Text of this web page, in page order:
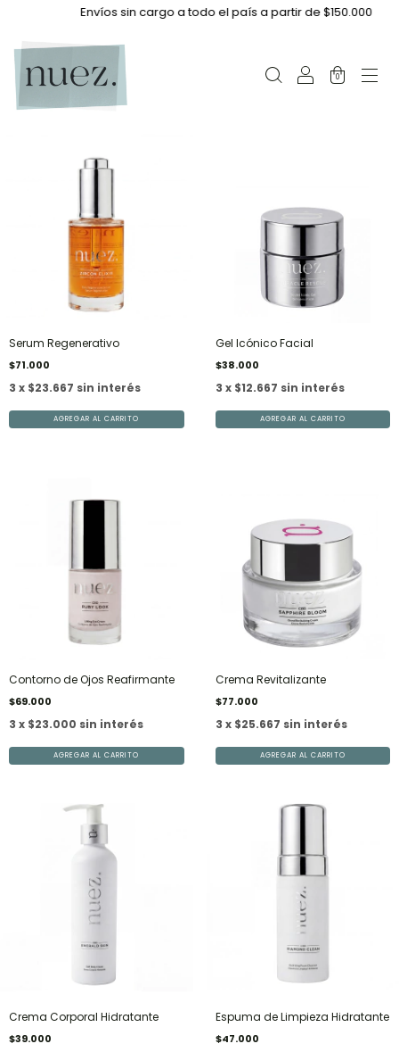
Envíos sin cargo a todo el país a partir de $150.000
0
Serum Regenerativo
$71.000
3 x $23.667 sin interés
Gel Icónico Facial
$38.000
3 x $12.667 sin interés
Contorno de Ojos Reafirmante
$69.000
3 x $23.000 sin interés
Crema Revitalizante
$77.000
3 x $25.667 sin interés
Crema Corporal Hidratante
$39.000
Espuma de Limpieza Hidratante
$47.000